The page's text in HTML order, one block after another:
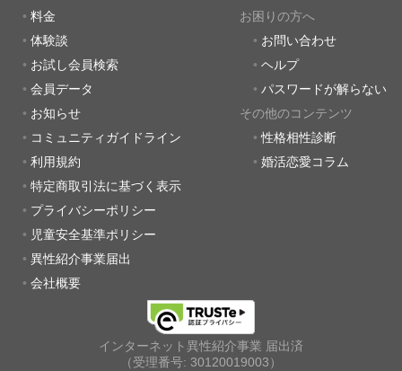
料金
体験談
お試し会員検索
会員データ
お知らせ
コミュニティガイドライン
利用規約
特定商取引法に基づく表示
プライバシーポリシー
児童安全基準ポリシー
異性紹介事業届出
会社概要
お困りの方へ
お問い合わせ
ヘルプ
パスワードが解らない
その他のコンテンツ
性格相性診断
婚活恋愛コラム
インターネット異性紹介事業 届出済
（受理番号: 30120019003）